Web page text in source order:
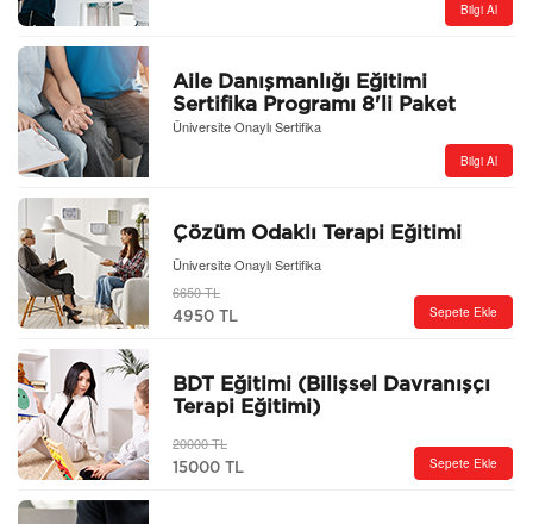
Bilgi Al
Aile Danışmanlığı Eğitimi
Sertifika Programı 8'li Paket
Üniversite Onaylı Sertifika
Bilgi Al
Çözüm Odaklı Terapi Eğitimi
Üniversite Onaylı Sertifika
6650 TL
4950 TL Sepete Ekle
BDT Eğitimi (Bilişsel Davranışçı
Terapi Eğitimi)
20000 TL
15000 TL Sepete Ekle